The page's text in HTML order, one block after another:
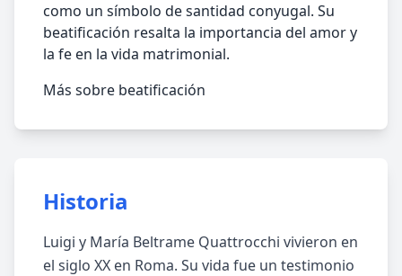
como un símbolo de santidad conyugal. Su
beatificación resalta la importancia del amor y
la fe en la vida matrimonial.
Más sobre beatificación
Historia
Luigi y María Beltrame Quattrocchi vivieron en
el siglo XX en Roma. Su vida fue un testimonio